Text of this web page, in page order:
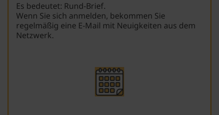
Es bedeutet: Rund-Brief.
Wenn Sie sich anmelden, bekommen Sie
regelmäßig eine E-Mail mit Neuigkeiten aus dem
Netzwerk.